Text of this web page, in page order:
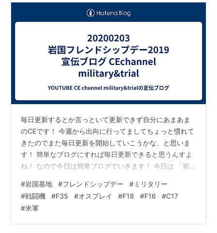
毎日更新するとか言っといて更新できず自分にあまあま
のCEです！ 今週から出向に行ってましてちょっと慣れて
きたのでまた毎日更新を開始していこうかな、と思いま
す！ 簡単なブログにすれば毎日更新できると思うんすよ
ね！ なので今日は簡単ブログでいきます！ 今日は 「岩
岩国基地フレンドシップデーは毎年５月に開催されてい
ます 岩国基地は山口県岩国市にある基地でアメリカ空
軍・海兵隊、日本の自衛隊が使用しています 日米の交流
を深めるこのイベント、まじで神イベントなんすよ！ と
#岩国基地 #フレンドシップデー #ミリタリー
#戦闘機 #F35 #オスプレイ #F18 #F16 #C17
#米軍